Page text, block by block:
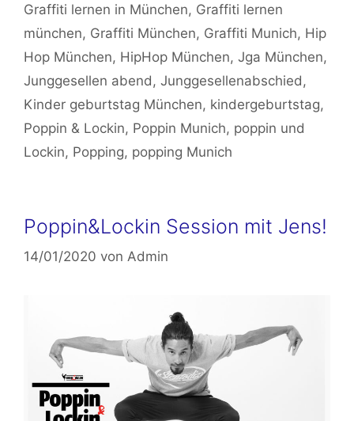
Graffiti lernen in München, Graffiti lernen
münchen, Graffiti München, Graffiti Munich, Hip
Hop München, HipHop München, Jga München,
Junggesellen abend , Junggesellenabschied ,
Kinder geburtstag München, kindergeburtstag,
Poppin & Lockin, Poppin Munich, poppin und
Lockin, Popping, popping Munich
Poppin&Lockin Session mit Jens!
14/01/2020 von Admin